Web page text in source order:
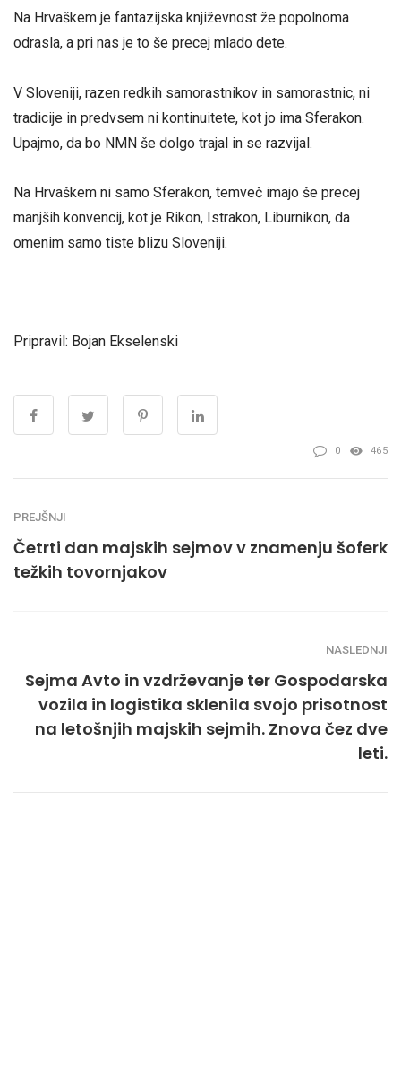
Na Hrvaškem je fantazijska književnost že popolnoma
odrasla, a pri nas je to še precej mlado dete.
V Sloveniji, razen redkih samorastnikov in samorastnic, ni
tradicije in predvsem ni kontinuitete, kot jo ima Sferakon.
Upajmo, da bo NMN še dolgo trajal in se razvijal.
Na Hrvaškem ni samo Sferakon, temveč imajo še precej
manjših konvencij, kot je Rikon, Istrakon, Liburnikon, da
omenim samo tiste blizu Sloveniji.
Pripravil: Bojan Ekselenski
0 465
PREJŠNJI
Četrti dan majskih sejmov v znamenju šoferk
težkih tovornjakov
NASLEDNJI
Sejma Avto in vzdrževanje ter Gospodarska
vozila in logistika sklenila svojo prisotnost
na letošnjih majskih sejmih. Znova čez dve
leti.